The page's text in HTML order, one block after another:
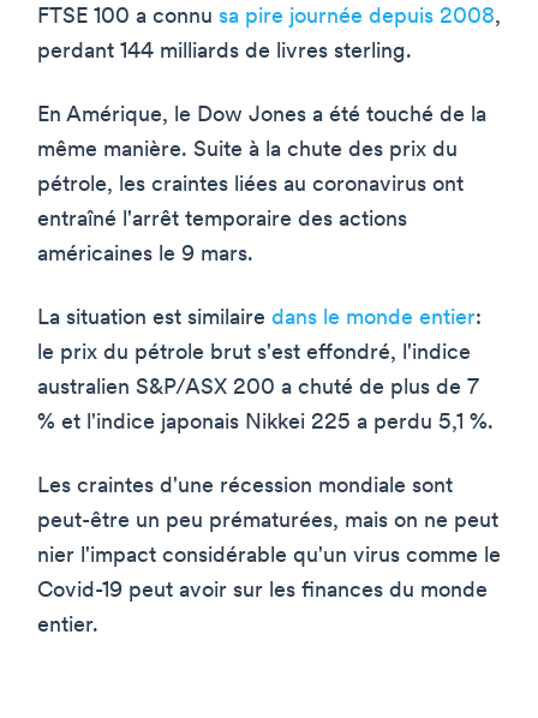
FTSE 100 a connu sa pire journée depuis 2008,
perdant 144 milliards de livres sterling.
En Amérique, le Dow Jones a été touché de la
même manière. Suite à la chute des prix du
pétrole, les craintes liées au coronavirus ont
entraîné l'arrêt temporaire des actions
américaines le 9 mars.
La situation est similaire dans le monde entier:
le prix du pétrole brut s'est effondré, l'indice
australien S&P/ASX 200 a chuté de plus de 7
% et l'indice japonais Nikkei 225 a perdu 5,1 %.
Les craintes d'une récession mondiale sont
peut-être un peu prématurées, mais on ne peut
nier l'impact considérable qu'un virus comme le
Covid-19 peut avoir sur les finances du monde
entier.